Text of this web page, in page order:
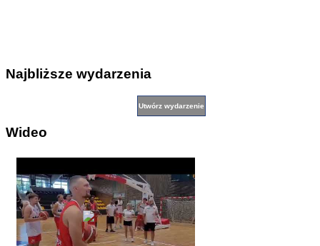
Najbliższe wydarzenia
Wideo